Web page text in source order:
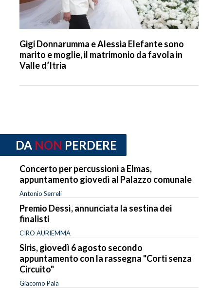
Gigi Donnarumma e Alessia Elefante sono
marito e moglie, il matrimonio da favola in
Valle d’Itria
DA NON PERDERE
Concerto per percussioni a Elmas,
appuntamento giovedì al Palazzo comunale
Antonio Serreli
Premio Dessì, annunciata la sestina dei
finalisti
CIRO AURIEMMA
Siris, giovedì 6 agosto secondo
appuntamento con la rassegna "Corti senza
Circuito"
Giacomo Pala